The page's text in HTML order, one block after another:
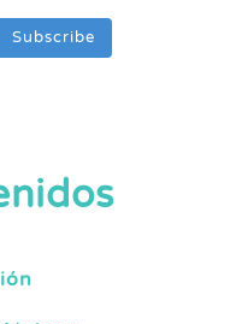
Subscribe